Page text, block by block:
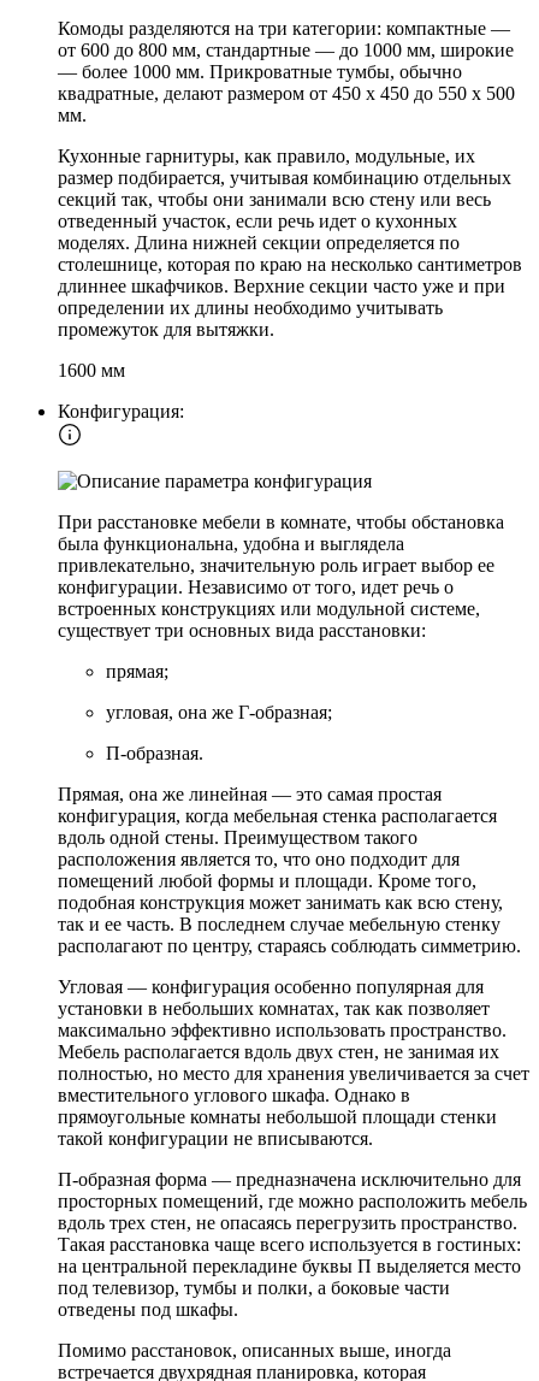
Комоды разделяются на три категории: компактные —
от 600 до 800 мм, стандартные — до 1000 мм, широкие
— более 1000 мм. Прикроватные тумбы, обычно
квадратные, делают размером от 450 х 450 до 550 х 500
мм.
Кухонные гарнитуры, как правило, модульные, их
размер подбирается, учитывая комбинацию отдельных
секций так, чтобы они занимали всю стену или весь
отведенный участок, если речь идет о кухонных
моделях. Длина нижней секции определяется по
столешнице, которая по краю на несколько сантиметров
длиннее шкафчиков. Верхние секции часто уже и при
определении их длины необходимо учитывать
промежуток для вытяжки.
1600 мм
Конфигурация:
При расстановке мебели в комнате, чтобы обстановка
была функциональна, удобна и выглядела
привлекательно, значительную роль играет выбор ее
конфигурации. Независимо от того, идет речь о
встроенных конструкциях или модульной системе,
существует три основных вида расстановки:
прямая;
угловая, она же Г-образная;
П-образная.
Прямая, она же линейная — это самая простая
конфигурация, когда мебельная стенка располагается
вдоль одной стены. Преимуществом такого
расположения является то, что оно подходит для
помещений любой формы и площади. Кроме того,
подобная конструкция может занимать как всю стену,
так и ее часть. В последнем случае мебельную стенку
располагают по центру, стараясь соблюдать симметрию.
Угловая — конфигурация особенно популярная для
установки в небольших комнатах, так как позволяет
максимально эффективно использовать пространство.
Мебель располагается вдоль двух стен, не занимая их
полностью, но место для хранения увеличивается за счет
вместительного углового шкафа. Однако в
прямоугольные комнаты небольшой площади стенки
такой конфигурации не вписываются.
П-образная форма — предназначена исключительно для
просторных помещений, где можно расположить мебель
вдоль трех стен, не опасаясь перегрузить пространство.
Такая расстановка чаще всего используется в гостиных:
на центральной перекладине буквы П выделяется место
под телевизор, тумбы и полки, а боковые части
отведены под шкафы.
Помимо расстановок, описанных выше, иногда
встречается двухрядная планировка, которая